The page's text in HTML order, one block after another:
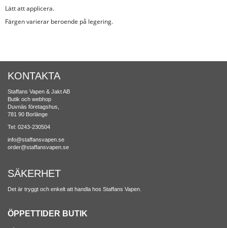
Lätt att applicera.
Färgen varierar beroende på legering.
KONTAKTA
Staffans Vapen & Jakt AB
Butik och webhop
Duvnäs företagshus,
781 90 Borlänge
Tel: 0243-230504
info@staffansvapen.se
order@staffansvapen.se
SÄKERHET
Det är tryggt och enkelt att handla hos Staffans Vapen.
ÖPPETTIDER BUTIK